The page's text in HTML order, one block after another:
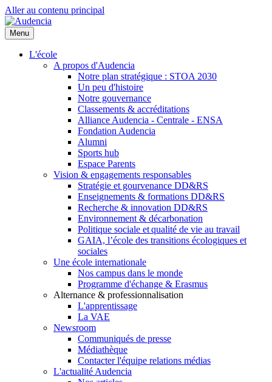
Aller au contenu principal
Menu
L'école
A propos d'Audencia
Notre plan stratégique : STOA 2030
Un peu d'histoire
Notre gouvernance
Classements & accréditations
Alliance Audencia - Centrale - ENSA
Fondation Audencia
Alumni
Sports hub
Espace Parents
Vision & engagements responsables
Stratégie et gourvenance DD&RS
Enseignements & formations DD&RS
Recherche & innovation DD&RS
Environnement & décarbonation
Politique sociale et qualité de vie au travail
GAIA, l’école des transitions écologiques et
sociales
Une école internationale
Nos campus dans le monde
Programme d'échange & Erasmus
Alternance & professionnalisation
L'apprentissage
La VAE
Newsroom
Communiqués de presse
Médiathèque
Contacter l'équipe relations médias
L'actualité Audencia